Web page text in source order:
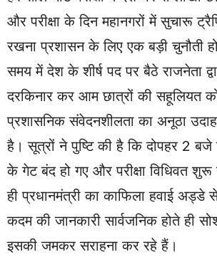
और परीक्षा के दिन महानगरों में सुचारू
रखना प्रशासन के लिए एक बड़ी चुनौती
समय में देश के शीर्ष पद पर बैठे राजनेता
दरकिनार कर आम छात्रों की सहूलियत
प्रशासनिक संवेदनशीलता का अनूठा
है। सूत्रों ने पुष्टि की है कि दोपहर 2 बजे
के गेट बंद हो गए और परीक्षा विधिवत
ही प्रधानमंत्री का काफिला हवाई अड्डे
कदम की जानकारी सार्वजनिक होते ही
इसकी जमकर सराहना कर रहे हैं।